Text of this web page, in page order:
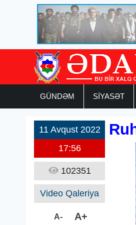
GÜNDƏM SİYASƏT
11 Avqust 2022
17:56
102351
Video Qaleriya
A- A+